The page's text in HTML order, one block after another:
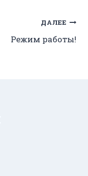
ДАЛЕЕ
Режим работы!